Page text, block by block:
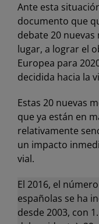
Ante esta
documento que
debate 20
lugar, a lograr el
Europea para
decidida hacia la
Estas 20 nuevas
que ya están en
relativamente
un impacto
vial.
El 2016, el
españolas se ha
desde 2003, con